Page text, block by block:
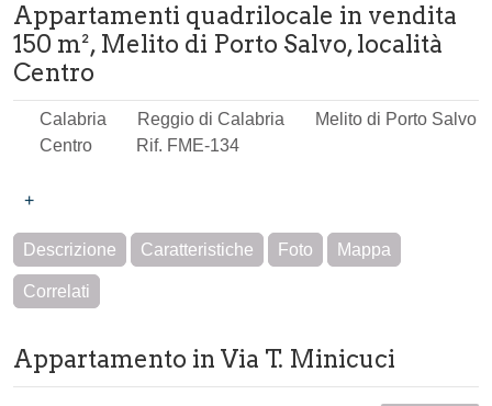
Appartamenti quadrilocale in vendita
150 m², Melito di Porto Salvo, località
Centro
Calabria Reggio di Calabria
Melito di Porto Salvo
Centro
Rif. FME-134
+
Descrizione Caratteristiche Foto Mappa
Correlati
Appartamento in Via T. Minicuci